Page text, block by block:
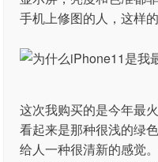
手机上修图的人，这样
这次我购买的是今年最
看起来是那种很浅的绿
给人一种很清新的感觉